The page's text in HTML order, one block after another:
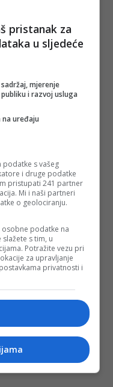
#mup
#dragan lukač
pristanak za
u sljedeće
mjerenje
i razvoj usluga
uređaju
podatke s vašeg
i druge podatke
pristupati 241 partner
Mi i naši partneri
o geolociranju.
podatke na
s tim, u
Potražite vezu pri
za upravljanje
privatnosti i